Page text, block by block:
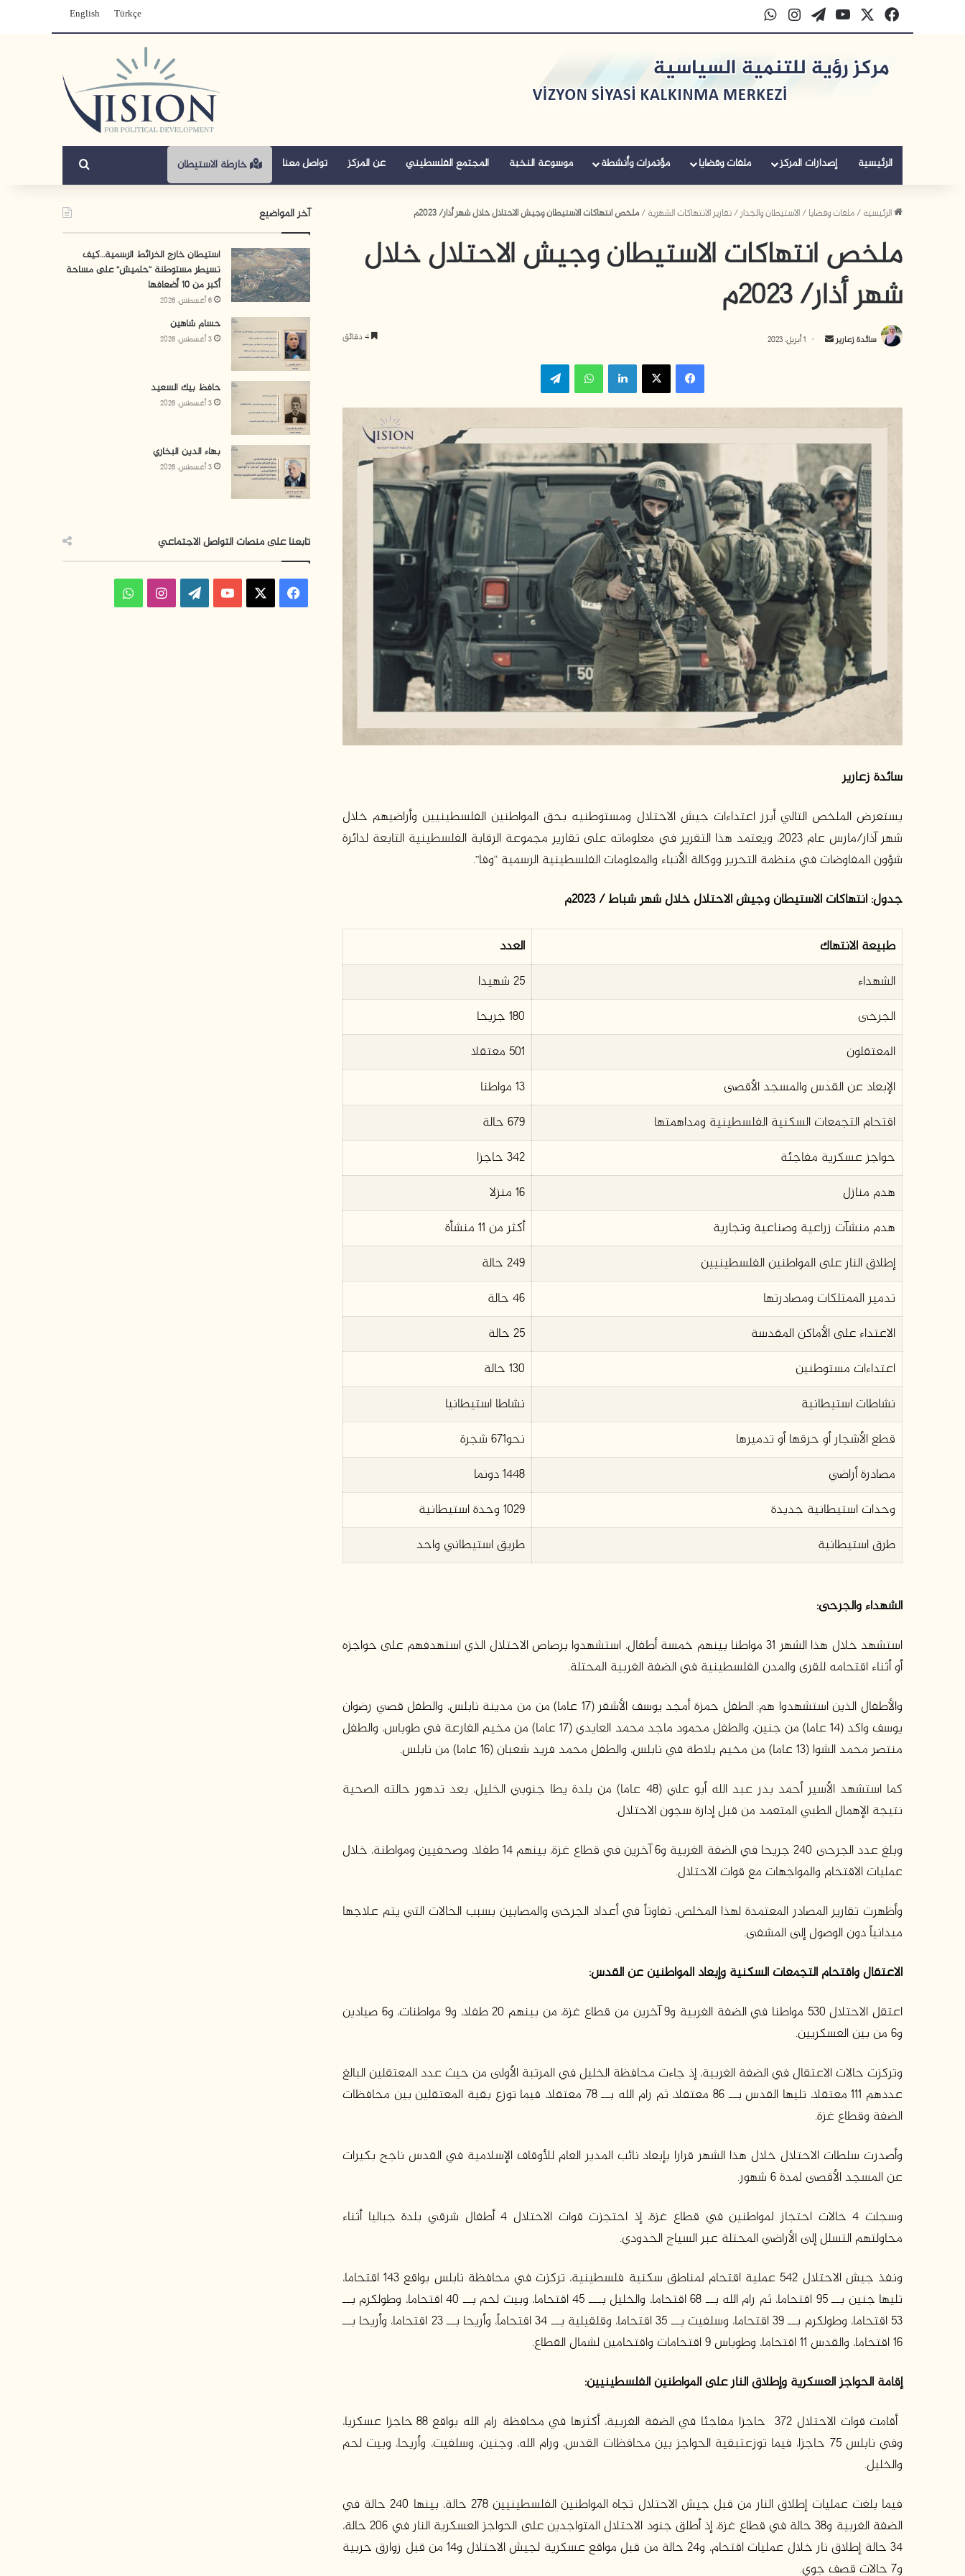
فيسبوك‫YouTube
‫WordPress
انستقرامواتساب Türkçe
English
الرئيسية إصدارات المركز ملفات وقضايا مؤتمرات وأنشطة موسوعة النخبة المجتمع الفلسطيني عن المركز تواصل معنا خارطة الاستيطان بحث عن
الرئيسية/ملفات وقضايا/الاستيطان والجدار/تقارير الانتهاكات الشهرية/ملخص انتهاكات الاستيطان وجيش الاحتلال خلال شهر أذار/ 2023م
ملخص انتهاكات الاستيطان وجيش الاحتلال خلال
شهر أذار/ 2023م
سائدة زعارير
أرسل 1 أبريل، 2023
فيسبوك ‫X لينكدإن واتساب تيلقرام
سائدة زعارير
يستعرض الملخص التالي أبرز اعتداءات جيش الاحتلال ومستوطنيه بحق المواطنين الفلسطينيين وأراضيهم خلال
شهر آذار/مارس عام 2023، ويعتمد هذا التقرير في معلوماته على تقارير مجموعة الرقابة الفلسطينية التابعة لدائرة
شؤون المفاوضات في منظمة التحرير ووكالة الأنباء والمعلومات الفلسطينية الرسمية “وفا”.
جدول: انتهاكات الاستيطان وجيش الاحتلال خلال شهر شباط / 2023م
طبيعة الانتهاك
العدد
الشهداء
25 شهيدا
الجرحى
180 جريحا
المعتقلون
501 معتقلا
الإبعاد عن القدس والمسجد الأقصى
13 مواطنا
اقتحام التجمعات السكنية الفلسطينية ومداهمتها
679 حالة
حواجز عسكرية مفاجئة
342 حاجزا
هدم منازل
16 منزلا
هدم منشآت زراعية وصناعية وتجارية
أكثر من 11 منشأة
إطلاق النار على المواطنين الفلسطينيين
249 حالة
تدمير الممتلكات ومصادرتها
46 حالة
الاعتداء على الأماكن المقدسة
25 حالة
اعتداءات مستوطنين
130 حالة
نشاطات استيطانية
نشاطا استيطانيا
قطع الأشجار أو حرقها أو تدميرها
نحو671 شجرة
مصادرة أراضي
1448 دونما
وحدات استيطانية جديدة
1029 وحدة استيطانية
طرق استيطانية
طريق استيطاني واحد
الشهداء والجرحى:
استشهد خلال هذا الشهر 31 مواطنا بينهم خمسة أطفال، استشهدوا برصاص الاحتلال الذي استهدفهم على حواجزه
أو أثناء اقتحامه للقرى والمدن الفلسطينية في الضفة الغربية المحتلة.
والأطفال الذين استشهدوا هم: الطفل حمزة أمجد يوسف الأشقر (17 عاما) من من مدينة نابلس، والطفل قصي رضوان
يوسف واكد (14 عاما) من جنين، والطفل محمود ماجد محمد العايدي (17 عاما) من مخيم الفارعة في طوباس، والطفل
منتصر محمد الشوا (13 عاما) من مخيم بلاطة في نابلس، والطفل محمد فريد شعبان (16 عاما) من نابلس.
كما استشهد الأسير أحمد بدر عبد الله أبو علي (48 عاما) من بلدة يطا جنوبي الخليل، بعد تدهور حالته الصحية
نتيجة الإهمال الطبي المتعمد من قبل إدارة سجون الاحتلال.
وبلغ عدد الجرحى 240 جريحا في الضفة الغربية و6 آخرين في قطاع غزة، بينهم 14 طفلا، وصحفيين ومواطنة، خلال
عمليات الاقتحام والمواجهات مع قوات الاحتلال.
وأظهرت تقارير المصادر المعتمدة لهذا المخلص، تفاوتاً في أعداد الجرحى والمصابين بسبب الحالات التي يتم علاجها
ميدانياً دون الوصول إلى المشفى.
الاعتقال واقتحام التجمعات السكنية وإبعاد المواطنين عن القدس:
اعتقل الاحتلال 530 مواطنا في الضفة الغربية و9 آخرين من قطاع غزة، من بينهم 20 طفلا، و9 مواطنات، و6 صيادين
و6 من بين العسكريين.
وتركزت حالات الاعتقال في الضفة الغربية، إذ جاءت محافظة الخليل في المرتبة الأولى من حيث عدد المعتقلين البالغ
عددهم 111 معتقلا، تليها القدس بــ 86 معتقلا، ثم رام الله بــ 78 معتقلا، فيما توزع بقية المعتقلين بين محافظات
الضفة وقطاع غزة.
وأصدرت سلطات الاحتلال خلال هذا الشهر قرارا بإبعاد نائب المدير العام للأوقاف الإسلامية في القدس ناجح بكيرات
عن المسجد الأقصى لمدة 6 شهور.
وسجلت 4 حالات احتجاز لمواطنين في قطاع غزة، إذ احتجزت قوات الاحتلال 4 أطفال شرقي بلدة جباليا أثناء
محاولتهم التسلل إلى الأراضي المحتلة عبر السياج الحدودي.
ونفذ جيش الاحتلال 542 عملية اقتحام لمناطق سكنية فلسطينية، تركزت في محافظة نابلس بواقع 143 اقتحاما،
تليها جنين بــ 95 اقتحاما، ثم رام الله بــ 68 اقتحاما، والخليل بـــ 45 اقتحاما، وبيت لحم بــ 40 اقتحاما، وطولكرم بــ
53 اقتحاما، وطولكرم بــ 39 اقتحاما، وسلفيت بــ 35 اقتحاما، وقلقيلية بــ 34 اقتحاماً، وأريحا بــ 23 اقتحاما، وأريحا بــ
16 اقتحاما، والقدس 11 اقتحاما، وطوباس 9 اقتحامات واقتحامين لشمال القطاع.
إقامة الحواجز العسكرية وإطلاق النار على المواطنين الفلسطينيين:
أقامت قوات الاحتلال 372 حاجزا مفاجئا في الضفة الغربية، أكثرها في محافظة رام الله بواقع 88 حاجزا عسكريا،
وفي نابلس 75 حاجزا، فيما توزعتبقية الحواجز بين محافظات القدس، ورام الله، وجنين، وسلفيت، وأريحا، وبيت لحم
والخليل.
فيما بلغت عمليات إطلاق النار من قبل جيش الاحتلال تجاه المواطنين الفلسطينيين 278 حالة، بينها 240 حالة في
الضفة الغربية و38 حالة في قطاع غزة، إذ أطلق جنود الاحتلال المتواجدين على الحواجز العسكرية النار في 206 حالة،
34 حالة إطلاق نار خلال عمليات اقتحام، و24 حالة من قبل مواقع عسكرية لجيش الاحتلال و14 من قبل زوارق حربية
و7 حالات قصف جوي.
آخر المواضيع
استيطان خارج الخرائط الرسمية…كيف
تسيطر مستوطنة “حلميش” على مساحة
أكبر من 10 أضعافها
6 أغسطس، 2026
حسام شاهين
3 أغسطس، 2026
حافظ بيك السعيد
3 أغسطس، 2026
بهاء الدين البخاري
3 أغسطس، 2026
تابعنا على منصات التواصل الاجتماعي
فيسبوك ‫YouTube
‫WordPress
انستقرامواتساب